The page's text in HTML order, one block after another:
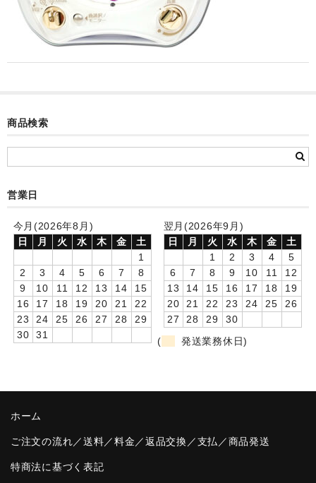
お絵かきギャラリープラス(絵＋個別)
メロディ時計(個別)
お絵かきギャラリー
卒園DVDアルバム
卒業記念品
音声入りフォトフレームクロック(集合)
音声入りフォトフレームクロック(校歌)
スポーツウォッチ
商品検索
営業日
今月(2026年8月)
日
月 火 水 木 金
土
1
2
3 4 5 6 7
8
9
10 11 12 13 14
15
16
17 18 19 20 21
22
23
24 25 26 27 28
29
30
31
翌月(2026年9月)
日
月 火 水 木 金
土
1
2 3 4
5
6
7 8 9 10 11
12
13
14 15 16 17 18
19
20
21 22 23 24 25
26
27
28 29
30
(
発送業務休日)
ホーム
ご注文の流れ／送料／料金／返品交換／支払／商品発送
特商法に基づく表記